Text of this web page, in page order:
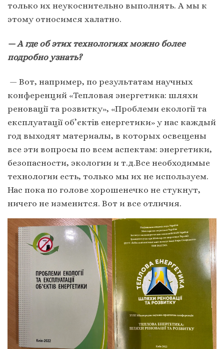
только их неукоснительно выполнять. А мы к
этому относимся халатно.
— А где об этих технологиях можно более
подробно узнать?
— Вот, например, по результатам научных
конференций «Тепловая энергетика: шляхи
реновації та розвитку», «Проблеми екології та
експлуатації об’єктів енергетики» у нас каждый
год выходят материалы, в которых освещены
все эти вопросы по всем аспектам: энергетики,
безопасности, экологии и т.д.Все необходимые
технологии есть, только мы их не используем.
Нас пока по голове хорошенечко не стукнут,
ничего не изменится. Вот и все отличия.